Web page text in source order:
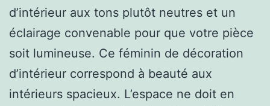
d’intérieur aux tons plutôt neutres et un
éclairage convenable pour que votre pièce
soit lumineuse. Ce féminin de décoration
d’intérieur correspond à beauté aux
intérieurs spacieux. L’espace ne doit en